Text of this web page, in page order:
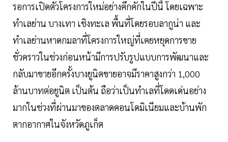
รอการเปิดตัวโครงการใหม่อย่างคึกคักในปีนี้ โดยเฉพาะ
ทำเลย่าน บางเทา เชิงทะเล พื้นที่โดยรอบลากูน่า และ
ทำเลย่านหาดกมลาที่โครงการใหญ่ที่เคยหยุดการขาย
ชั่วคราวในช่วงก่อนหน้ามีการปรับรูปแบบการพัฒนาและ
กลับมาขายอีกครั้งบางยูนิตขายอาจมีราคาสูงกว่า 1,000
ล้านบาทต่อยูนิต เป็นต้น ถือว่าเป็นทำเลที่โดดเด่นอย่าง
มากในช่วงที่ผ่านมาของตลาดคอนโดมิเนียมและบ้านพัก
ตากอากาศในจังหวัดภูเก็ต